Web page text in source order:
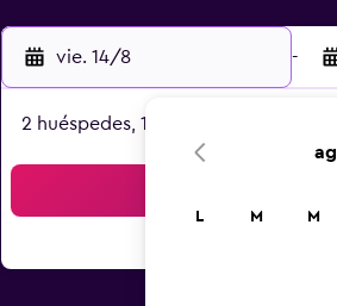
vie. 14/8 -
2 huéspedes, 1 habitación
L M M